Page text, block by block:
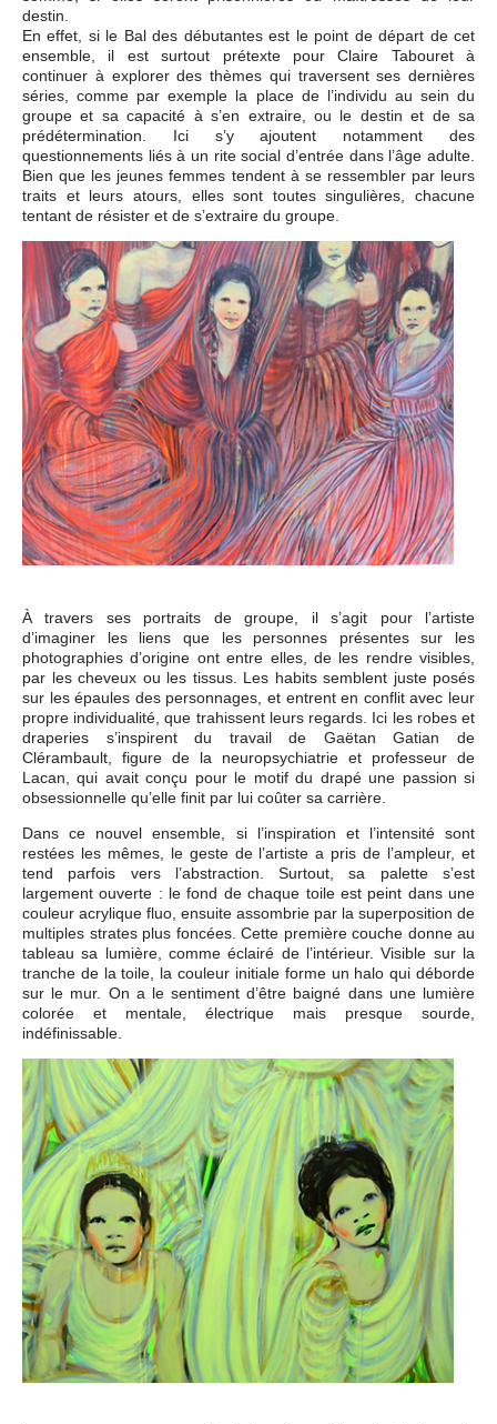
destin.
En effet, si le Bal des débutantes est le point de départ de cet
ensemble, il est surtout prétexte pour Claire Tabouret à
continuer à explorer des thèmes qui traversent ses dernières
séries, comme par exemple la place de l’individu au sein du
groupe et sa capacité à s’en extraire, ou le destin et de sa
prédétermination. Ici s’y ajoutent notamment des
questionnements liés à un rite social d’entrée dans l’âge adulte.
Bien que les jeunes femmes tendent à se ressembler par leurs
traits et leurs atours, elles sont toutes singulières, chacune
tentant de résister et de s’extraire du groupe.
À travers ses portraits de groupe, il s’agit pour l’artiste
d’imaginer les liens que les personnes présentes sur les
photographies d’origine ont entre elles, de les rendre visibles,
par les cheveux ou les tissus. Les habits semblent juste posés
sur les épaules des personnages, et entrent en conflit avec leur
propre individualité, que trahissent leurs regards. Ici les robes et
draperies s’inspirent du travail de Gaëtan Gatian de
Clérambault, figure de la neuropsychiatrie et professeur de
Lacan, qui avait conçu pour le motif du drapé une passion si
obsessionnelle qu’elle finit par lui coûter sa carrière.
Dans ce nouvel ensemble, si l’inspiration et l’intensité sont
restées les mêmes, le geste de l’artiste a pris de l’ampleur, et
tend parfois vers l’abstraction. Surtout, sa palette s’est
largement ouverte : le fond de chaque toile est peint dans une
couleur acrylique fluo, ensuite assombrie par la superposition de
multiples strates plus foncées. Cette première couche donne au
tableau sa lumière, comme éclairé de l’intérieur. Visible sur la
tranche de la toile, la couleur initiale forme un halo qui déborde
sur le mur. On a le sentiment d’être baigné dans une lumière
colorée et mentale, électrique mais presque sourde,
indéfinissable.